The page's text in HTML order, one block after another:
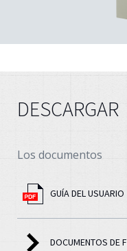
DESCARGAR
Los documentos
GUÍA DEL USUARIO
DOCUMENTOS DE